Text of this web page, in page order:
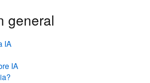
general
IA
IA